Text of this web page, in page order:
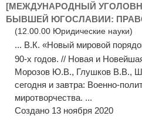
[МЕЖДУНАРОДНЫЙ
БЫВШЕЙ ЮГОСЛАВИИ:
(12.00.00 Юридические науки)
... В.К. «Новый мировой
90-х годов. // Новая и
Морозов Ю.В., Глушков В.В.,
сегодня и завтра: Военно-
миротворчества. ...
Создано 13 ноября 2020